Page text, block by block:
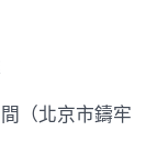
（北京市鑄牢